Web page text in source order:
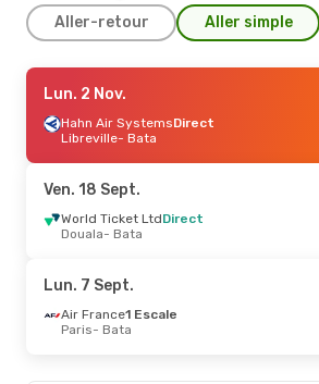
Aller-retour Aller simple
Sam. 29 Août
Air France1 Escale
Paris- Bata
Bata- Paris
Lun. 21 Sept.- Sam. 26 Sept.
World Ticket Ltd
Bata - Paris
Lun. 2 Nov.
Hahn Air SystemsDirect
Libreville- Bata
Ven. 18 Sept.
World Ticket LtdDirect
Douala- Bata
Lun. 7 Sept.
Air France1 Escale
Paris- Bata